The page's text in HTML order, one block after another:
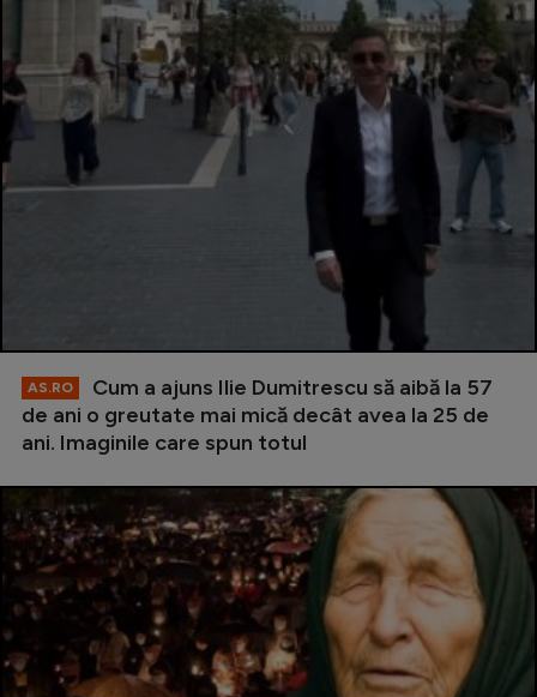
AS.RO
Cum a ajuns Ilie Dumitrescu să aibă la 57
de ani o greutate mai mică decât avea la 25 de
ani. Imaginile care spun totul